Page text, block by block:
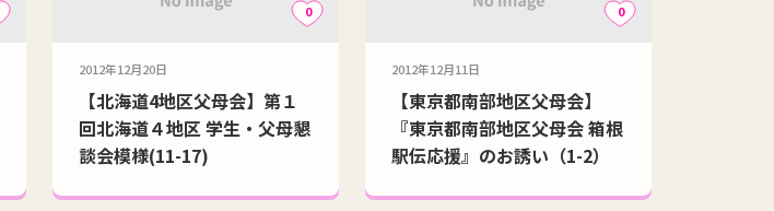
0
2012年12月20日
【北海道4地区父母会】第１
回北海道４地区 学生・父母懇
談会模様(11-17)
0
2012年12月11日
【東京都南部地区父母会】
『東京都南部地区父母会 箱根
駅伝応援』のお誘い（1-2）